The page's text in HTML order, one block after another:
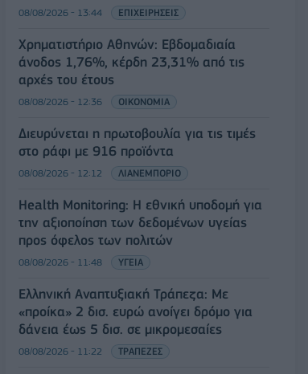
08/08/2026 - 13:44 ΕΠΙΧΕΙΡΗΣΕΙΣ
Χρηματιστήριο Αθηνών: Εβδομαδιαία
άνοδος 1,76%, κέρδη 23,31% από τις
αρχές του έτους
08/08/2026 - 12:36 ΟΙΚΟΝΟΜΙΑ
Διευρύνεται η πρωτοβουλία για τις τιμές
στο ράφι με 916 προϊόντα
08/08/2026 - 12:12 ΛΙΑΝΕΜΠΟΡΙΟ
Health Monitoring: Η εθνική υποδομή για
την αξιοποίηση των δεδομένων υγείας
προς όφελος των πολιτών
08/08/2026 - 11:48 ΥΓΕΙΑ
Ελληνική Αναπτυξιακή Τράπεζα: Με
«προίκα» 2 δισ. ευρώ ανοίγει δρόμο για
δάνεια έως 5 δισ. σε μικρομεσαίες
08/08/2026 - 11:22 ΤΡΑΠΕΖΕΣ